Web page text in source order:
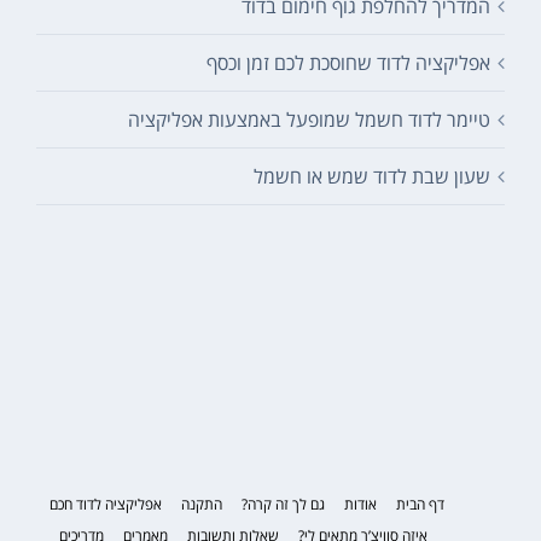
המדריך להחלפת גוף חימום בדוד
אפליקציה לדוד שחוסכת לכם זמן וכסף
טיימר לדוד חשמל שמופעל באמצעות אפליקציה
שעון שבת לדוד שמש או חשמל
דף הבית אודות גם לך זה קרה? התקנה
אפליקציה לדוד חכם
איזה סוויצ’ר מתאים לי?
שאלות ותשובות מאמרים מדריכים